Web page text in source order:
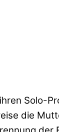
Solo-
die